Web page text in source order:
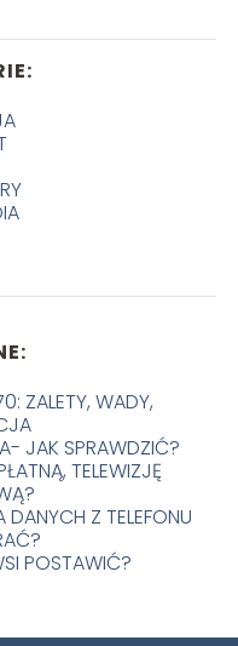
ZALETY, WADY,
JAK SPRAWDZIĆ?
TELEWIZJĘ
Z TELEFONU
POSTAWIĆ?